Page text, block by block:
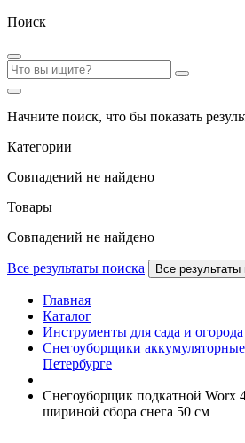
Поиск
Начните поиск, что бы показать
Категории
Совпадений не найдено
Товары
Совпадений не найдено
Все результаты поиска Все результаты
Главная
Каталог
Инструменты для сада и
Снегоуборщики
Петербурге
Снегоуборщик подкатной Worx
шириной сбора снега 50 см